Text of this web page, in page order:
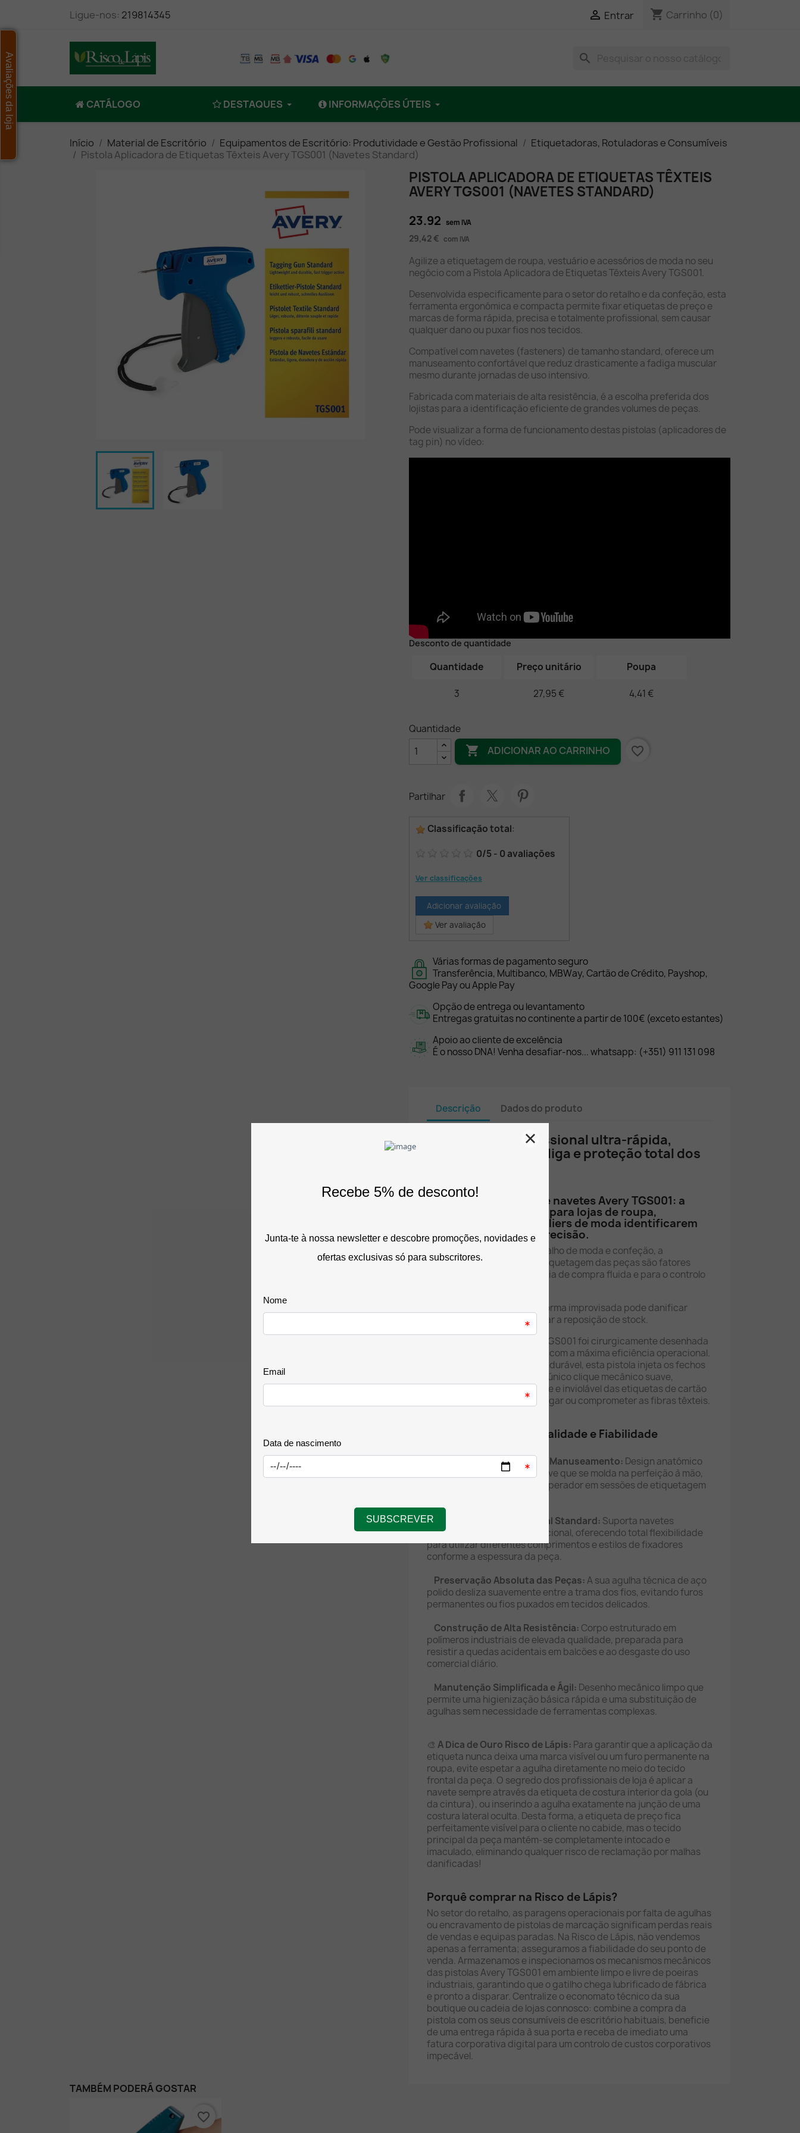
Ligue-nos: 219814345  Entrar shopping_cart Carrinho (0)
search
CATÁLOGO DESTAQUES INFORMAÇÕES ÚTEIS
Início Material de Escritório Equipamentos de Escritório: Produtividade e Gestão Profissional
Etiquetadoras, Rotuladoras e Consumíveis
Pistola Aplicadora de Etiquetas Têxteis Avery TGS001 (Navetes Standard)
PISTOLA APLICADORA DE ETIQUETAS TÊXTEIS
AVERY TGS001 (NAVETES STANDARD)
23.92 sem IVA
29,42 € com IVA
Agilize a etiquetagem de roupa, vestuário e acessórios de moda no seu
negócio com a Pistola Aplicadora de Etiquetas Têxteis Avery TGS001.
Desenvolvida especificamente para o setor do retalho e da confeção, esta
ferramenta ergonómica e compacta permite fixar etiquetas de preço e
marcas de forma rápida, precisa e totalmente profissional, sem causar
qualquer dano ou puxar fios nos tecidos.
Compatível com navetes (fasteners) de tamanho standard, oferece um
manuseamento confortável que reduz drasticamente a fadiga muscular
mesmo durante jornadas de uso intensivo.
Fabricada com materiais de alta resistência, é a escolha preferida dos
lojistas para a identificação eficiente de grandes volumes de peças.
Pode visualizar a forma de funcionamento destas pistolas (aplicadores de
tag pin) no vídeo:
Desconto de quantidade
Quantidade Preço unitário Poupa
3 27,95 € 4,41 €
Quantidade
 ADICIONAR AO CARRINHO favorite_border
Partilhar
Classificação total:
0/5 - 0 avaliações
Ver classificações
Adicionar avaliação
Ver avaliação
Várias formas de pagamento seguro
Transferência, Multibanco, MBWay, Cartão de Crédito, Payshop,
Google Pay ou Apple Pay
Opção de entrega ou levantamento
Entregas gratuitas no continente a partir de 100€ (exceto estantes)
Apoio ao cliente de excelência
É o nosso DNA! Venha desafiar-nos... whatsapp: (+351) 911 131 098
Descrição Dados do produto
Etiquetagem profissional ultra-rápida,
ergonomia anti-fadiga e proteção total dos
A pistola aplicadora de navetes Avery TGS001: a
ferramenta de eleição para lojas de roupa,
armazéns têxteis e ateliers de moda identificarem
os seus artigos com precisão.
No exigente mercado do retalho de moda e confeção, a
apresentação e a correta etiquetagem das peças são fatores
cruciais para uma experiência de compra fluida e para o controlo
Fixar preços ou marcas de forma improvisada pode danificar
materiais sensíveis ou atrasar a reposição de stock.
A Pistola de Navetes Avery TGS001 foi cirurgicamente desenhada
para otimizar este processo com a máxima eficiência operacional.
Leve, compacta e altamente durável, esta pistola injeta os fechos
plásticos (navetes) com um único clique mecânico suave,
garantindo uma fixação firme e inviolável das etiquetas de cartão
nas peças de roupa, sem rasgar ou comprometer as fibras têxteis.
Destaques de Funcionalidade e Fiabilidade
Ergonomia e Conforto de Manuseamento: Design anatómico
com um gatilho de curso suave que se molda na perfeição à mão,
minimizando o cansaço do operador em sessões de etiquetagem
Compatibilidade Universal Standard: Suporta navetes
plásticas de padrão convencional, oferecendo total flexibilidade
para utilizar diferentes comprimentos e estilos de fixadores
conforme a espessura da peça.
Preservação Absoluta das Peças:A sua agulha técnica de aço
polido desliza suavemente entre a trama dos fios, evitando furos
permanentes ou fios puxados em tecidos delicados.
Construção de Alta Resistência: Corpo estruturado em
polímeros industriais de elevada qualidade, preparada para
resistir a quedas acidentais em balcões e ao desgaste do uso
comercial diário.
Manutenção Simplificada e Ágil: Desenho mecânico limpo que
permite uma higienização básica rápida e uma substituição de
agulhas sem necessidade de ferramentas complexas.
🎨 A Dica de Ouro Risco de Lápis: Para garantir que a aplicação da
etiqueta nunca deixa uma marca visível ou um furo permanente na
roupa, evite espetar a agulha diretamente no meio do tecido
frontal da peça. O segredo dos profissionais de loja é aplicar a
navete sempre através da etiqueta de costura interior da gola (ou
da cintura), ou inserindo a agulha exatamente na junção de uma
costura lateral oculta. Desta forma, a etiqueta de preço fica
perfeitamente visível para o cliente no cabide, mas o tecido
principal da peça mantém-se completamente intocado e
imaculado, eliminando qualquer risco de reclamação por malhas
danificadas!
Porquê comprar na Risco de Lápis?
No setor do retalho, as paragens operacionais por falta de agulhas
ou encravamento de pistolas de marcação significam perdas reais
de vendas e equipas paradas. Na Risco de Lápis, não vendemos
apenas a ferramenta; asseguramos a fiabilidade do seu ponto de
venda. Armazenamos e inspecionamos os mecanismos mecânicos
das pistolas Avery TGS001 em ambiente limpo e livre de poeiras
industriais, garantindo que o gatilho chega lubrificado de fábrica
e pronto a disparar. Centralize o economato técnico da sua
boutique ou cadeia de lojas connosco: combine a compra da
pistola com os seus consumíveis de escritório habituais, beneficie
de uma entrega rápida à sua porta e receba de imediato uma
fatura corporativa digital para um controlo de custos corporativos
impecável.
TAMBÉM PODERÁ GOSTAR
favorite_border
Avaliações da loja